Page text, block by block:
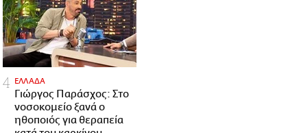
ΕΛΛΑΔΑ
Γιώργος Παράσχος: Στο
νοσοκομείο ξανά ο
ηθοποιός για θεραπεία